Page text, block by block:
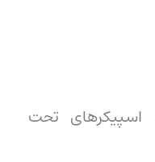
اسپیکرهای تحت